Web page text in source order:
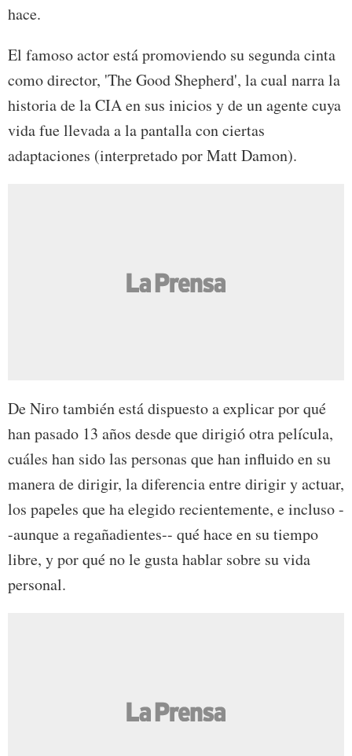
hace.
El famoso actor está promoviendo su segunda cinta
como director, 'The Good Shepherd', la cual narra la
historia de la CIA en sus inicios y de un agente cuya
vida fue llevada a la pantalla con ciertas
adaptaciones (interpretado por Matt Damon).
De Niro también está dispuesto a explicar por qué
han pasado 13 años desde que dirigió otra película,
cuáles han sido las personas que han influido en su
manera de dirigir, la diferencia entre dirigir y actuar,
los papeles que ha elegido recientemente, e incluso -
-aunque a regañadientes-- qué hace en su tiempo
libre, y por qué no le gusta hablar sobre su vida
personal.